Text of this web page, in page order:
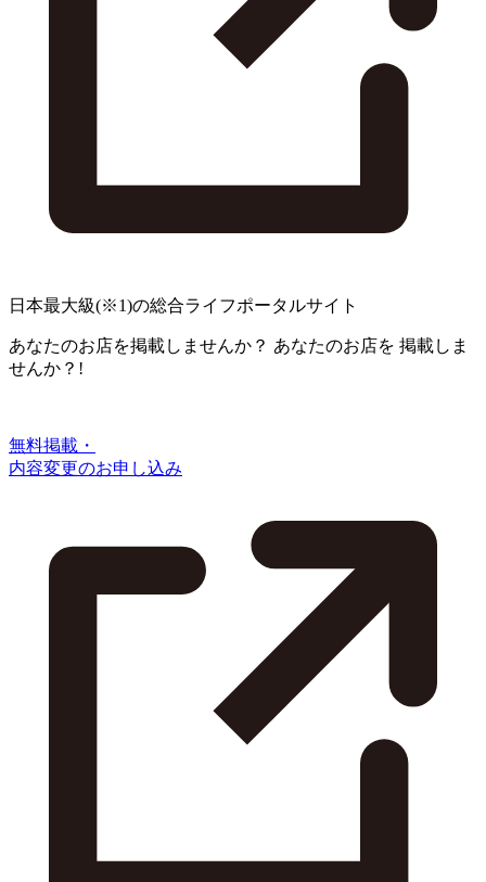
日本最大級(※1)の総合ライフポータルサイト
あなたのお店を掲載しませんか？ あなたのお店を 掲載しま
せんか？!
無料掲載・
内容変更のお申し込み